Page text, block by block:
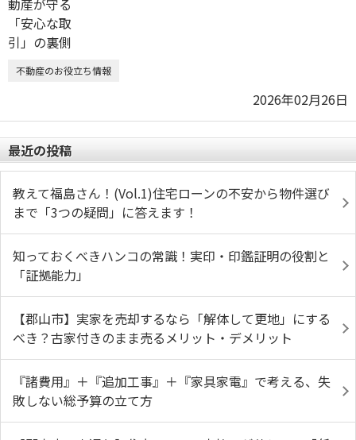
不動産のお役立ち情報
2026年02月26日
最近の投稿
教えて福島さん！(Vol.1)住宅ローンの不安から物件選び
まで「3つの疑問」に答えます！
知っておくべきハンコの常識！実印・印鑑証明の役割と
「証拠能力」
【郡山市】実家を売却するなら「解体して更地」にする
べき？古家付きのまま売るメリット・デメリット
『諸費用』＋『追加工事』＋『家具家電』で考える、失
敗しない総予算の立て方